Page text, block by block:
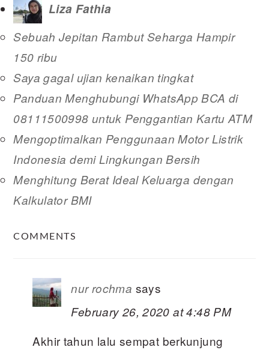
Liza Fathia
Sebuah Jepitan Rambut Seharga Hampir
150 ribu
Saya gagal ujian kenaikan tingkat
Panduan Menghubungi WhatsApp BCA di
08111500998 untuk Penggantian Kartu ATM
Mengoptimalkan Penggunaan Motor Listrik
Indonesia demi Lingkungan Bersih
Menghitung Berat Ideal Keluarga dengan
Kalkulator BMI
COMMENTS
nur rochma says
February 26, 2020 at 4:48 PM
Akhir tahun lalu sempat berkunjung